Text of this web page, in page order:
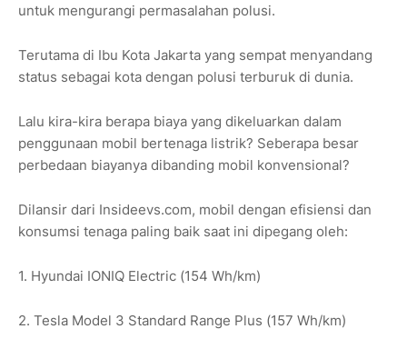
untuk mengurangi permasalahan polusi.
Terutama di Ibu Kota Jakarta yang sempat menyandang
status sebagai kota dengan polusi terburuk di dunia.
Lalu kira-kira berapa biaya yang dikeluarkan dalam
penggunaan mobil bertenaga listrik? Seberapa besar
perbedaan biayanya dibanding mobil konvensional?
Dilansir dari Insideevs.com, mobil dengan efisiensi dan
konsumsi tenaga paling baik saat ini dipegang oleh:
1. Hyundai IONIQ Electric (154 Wh/km)
2. Tesla Model 3 Standard Range Plus (157 Wh/km)